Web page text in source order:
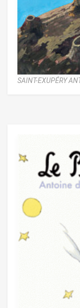
SAINT-EXUPÉRY